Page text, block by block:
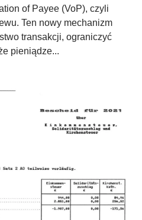
of Payee (VoP), czyli
Ten nowy mechanizm
transakcji, ograniczyć
pieniądze...